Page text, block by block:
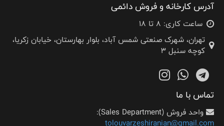
آدرس کارخانه و فروش دائمی
ساعت کاری: 8 تا 18
تهران، شهرک صنعتی شمس آباد، بلوار بهارستان، خیابان زکریا،
کوچه سنبل 3
تماس با ما
واحد فروش (Sales Department):